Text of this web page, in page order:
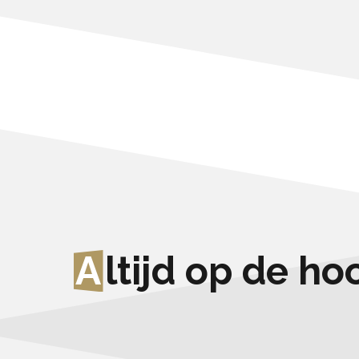
Altijd op de